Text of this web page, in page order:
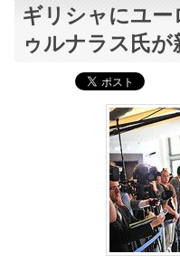
ギリシャにユ
ゥルナラス氏が